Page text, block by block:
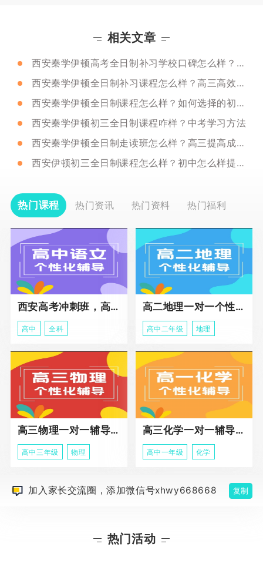
相关文章
西安秦学伊顿高考全日制补习学校口碑怎么样？辅导老师怎么样？
西安秦学伊顿全日制补习课程怎么样？高三高效学习方法
西安秦学伊顿全日制课程怎么样？如何选择的初三补课机构？
西安秦学伊顿初三全日制课程咋样？中考学习方法
西安秦学伊顿全日制走读班怎么样？高三提高成绩的复习方法
西安伊顿初三全日制课程怎么样？初中怎么样提高成绩方法!
热门课程 热门资讯 热门资料 热门福利
西安高考冲刺班，高三全科辅导
高中 全科
高二地理一对一个性化冲刺辅导课程
高中二年级 地理
高三物理一对一辅导课程
高中三年级 物理
高三化学一对一辅导课程
高中一年级 化学
加入家长交流圈，添加微信号xhwy668668 复制
热门活动